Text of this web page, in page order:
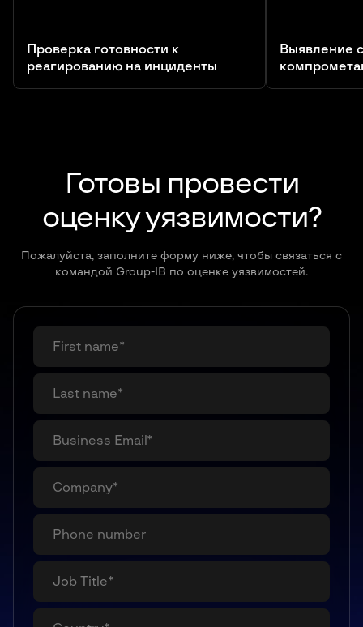
Проверка готовности к
реагированию на инциденты
Выявление
Готовы провести
оценку уязвимости?
Пожалуйста, заполните форму ниже, чтобы связаться с
командой Group-IB по оценке уязвимостей.